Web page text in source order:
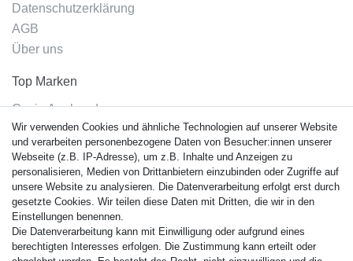
Datenschutzerklärung
AGB
Über uns
Top Marken
Casio Armband
Festina Armband
Citizen Armband
M. Lacroix Armband
J. Lemans Armband
Uhrenarmbänder - Alle
Sicherheit
Wir verwenden Cookies und ähnliche Technologien auf unserer Website
und verarbeiten personenbezogene Daten von Besucher:innen unserer
Webseite (z.B. IP-Adresse), um z.B. Inhalte und Anzeigen zu
personalisieren, Medien von Drittanbietern einzubinden oder Zugriffe auf
unsere Website zu analysieren. Die Datenverarbeitung erfolgt erst durch
gesetzte Cookies. Wir teilen diese Daten mit Dritten, die wir in den
Einstellungen benennen.
Die Datenverarbeitung kann mit Einwilligung oder aufgrund eines
berechtigten Interesses erfolgen. Die Zustimmung kann erteilt oder